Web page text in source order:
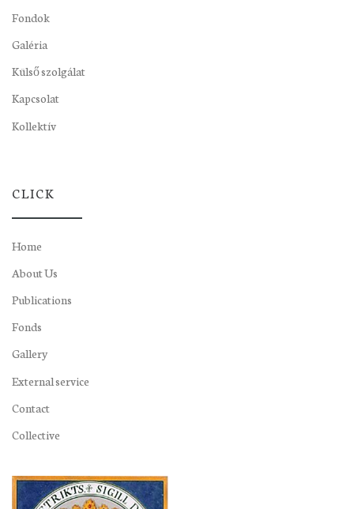
Fondok
Galéria
Külső szolgálat
Kapcsolat
Kollektív
CLICK
Home
About Us
Publications
Fonds
Gallery
External service
Contact
Collective